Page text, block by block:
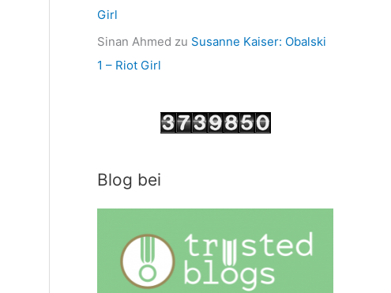
Girl
Sinan Ahmed zu Susanne Kaiser: Obalski
1 – Riot Girl
Blog bei